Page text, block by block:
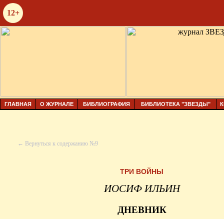
12+
ГЛАВНАЯ О ЖУРНАЛЕ БИБЛИОГРАФИЯ БИБЛИОТЕКА "ЗВЕЗДЫ"
← Вернуться к содержанию №9
ТРИ ВОЙНЫ
ИОСИФ ИЛЬИН
ДНЕВНИК